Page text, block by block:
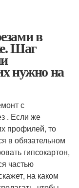
в
Шаг
нужно на
с
. Если же
профилей, то
в обязательном
гипсокартон,
частью
на каком